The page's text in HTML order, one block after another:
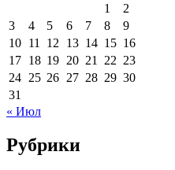
1
2
3
4 5 6 7 8
9
10 11 12 13 14 15 16
17 18 19 20 21 22 23
24 25 26 27 28 29 30
31
« Июл
Рубрики